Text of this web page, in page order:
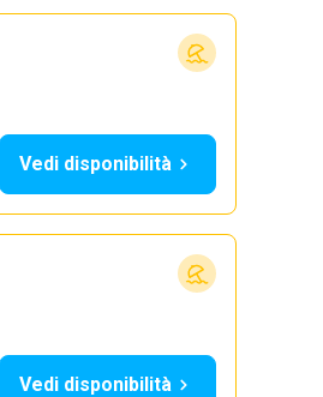
Vedi disponibilità
Vedi disponibilità